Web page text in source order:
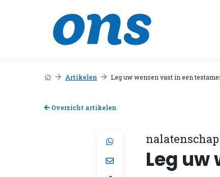
Artikelen Leg uw wensen vast in een
Overzicht artikelen
nalatenschap
Leg